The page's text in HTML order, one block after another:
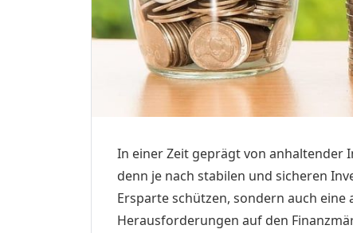
In einer Zeit geprägt von anhaltender
denn je nach stabilen und sicheren
Ersparte schützen, sondern auch
Herausforderungen auf den